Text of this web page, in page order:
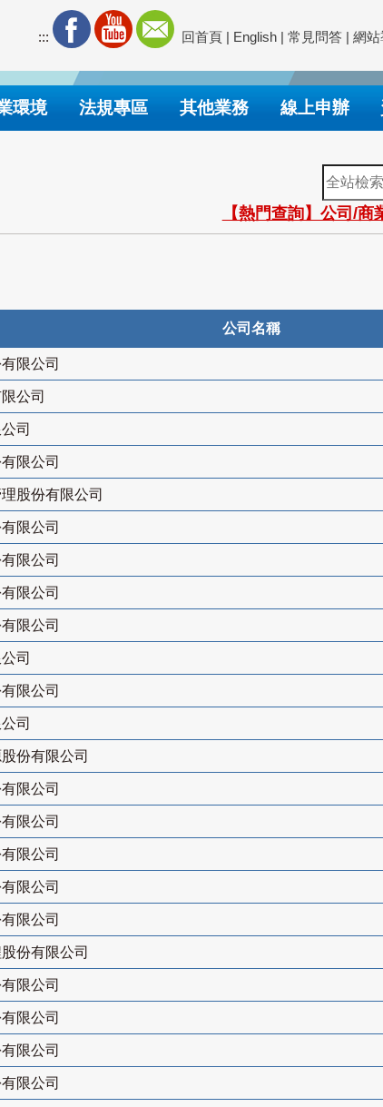
::: 回首頁 | English | 常見問答 | 網站
環境 法規專區 其他業務 線上申辦
全
站
檢
索
【熱門查詢】公司/
公司名稱
限公司
公司
司
限公司
股份有限公司
限公司
限公司
限公司
限公司
司
限公司
司
份有限公司
限公司
限公司
限公司
限公司
限公司
份有限公司
限公司
限公司
限公司
限公司